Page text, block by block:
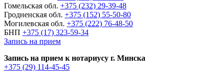
Гомельская обл. +375 (232) 29-39-48
Гродненская обл. +375 (152) 55-50-80
Могилевская обл. +375 (222) 76-48-50
БНП +375 (17) 323-59-34
Запись на прием
Запись на прием к нотариусу г. Минска
+375 (29) 114-45-45